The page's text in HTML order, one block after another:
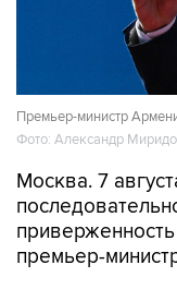
Премьер-министр
Фото: Александр
Москва. 7
премьер-